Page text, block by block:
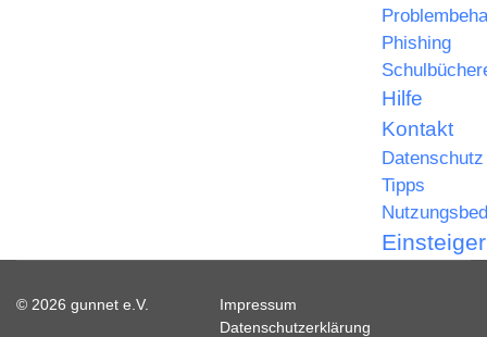
Phishing
Hilfe
Kontakt
Datenschutz
Tipps
© 2026 gunnet e.V.
Impressum
Datenschutzerklärung